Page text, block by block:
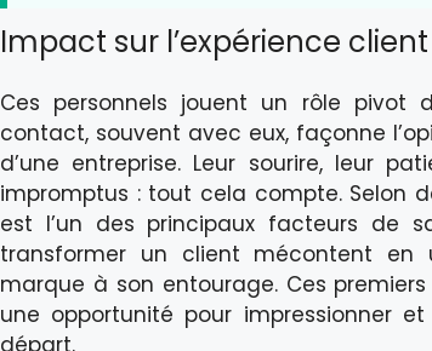
Impact sur l’expérience client
Ces personnels jouent un rôle pivot
contact, souvent avec eux, façonne
d’une entreprise. Leur sourire, leur
impromptus : tout cela compte. Selon
est l’un des principaux facteurs de
transformer un client mécontent
marque à son entourage. Ces
une opportunité pour impressionner
départ.